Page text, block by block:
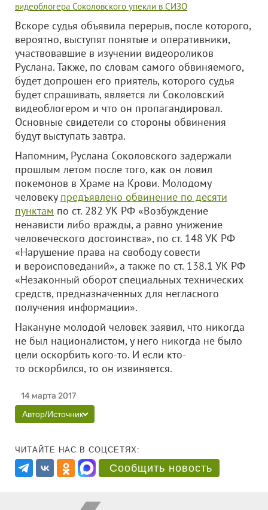
видеоблогера Соколовского упекли в СИЗО
Вскоре судья объявила перерыв, после которого,
вероятно, выступят понятые и оперативники,
участвовавшие в изучении видеороликов
Руслана. Также, по словам самого обвиняемого,
будет допрошен его приятель, которого судья
будет спрашивать, является ли Соколовский
видеоблогером и что он пропагандировал.
Основные свидетели со стороны обвинения
будут выступать завтра.
Напомним, Руслана Соколовского задержали
прошлым летом после того, как он ловил
покемонов в Храме на Крови. Молодому
человеку предъявлено обвинение по десяти
пунктам по ст. 282 УК РФ «Возбуждение
ненависти либо вражды, а равно унижение
человеческого достоинства», по ст. 148 УК РФ
«Нарушение права на свободу совести
и вероисповеданий», а также по ст. 138.1 УК РФ
«Незаконный оборот специальных технических
средств, предназначенных для негласного
получения информации».
Накануне молодой человек заявил, что никогда
не был националистом, у него никогда не было
цели оскорбить кого-то. И если кто-
то оскорбился, то он извиняется.
14 марта 2017
Автор/Источник
ЧИТАЙТЕ НАС В СОЦСЕТЯХ:
Сообщить новость